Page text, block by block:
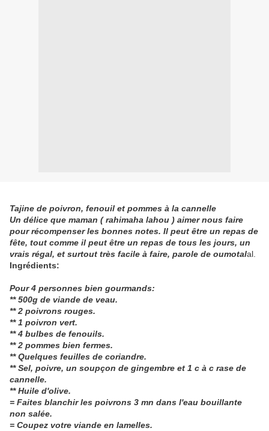
Tajine de poivron, fenouil et pommes à la cannelle
Un délice que maman ( rahimaha lahou ) aimer nous faire
pour récompenser les bonnes notes. Il peut être un repas de
fête, tout comme il peut être un repas de tous les jours, un
vrais régal, et surtout très facile à faire, parole de oumotalal.
Ingrédients:
Pour 4 personnes bien gourmands:
** 500g de viande de veau.
** 2 poivrons rouges.
** 1 poivron vert.
** 4 bulbes de fenouils.
** 2 pommes bien fermes.
** Quelques feuilles de coriandre.
** Sel, poivre, un soupçon de gingembre et 1 c à c rase de
cannelle.
** Huile d'olive.
= Faites blanchir les poivrons 3 mn dans l'eau bouillante
non salée.
= Coupez votre viande en lamelles.